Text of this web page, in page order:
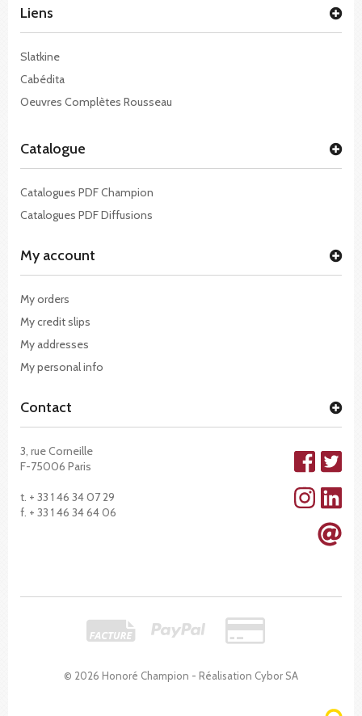
© 2026 Honoré Champion - Réalisation Cybor SA
Liens
Slatkine
Cabédita
Oeuvres Complètes Rousseau
Catalogue
Catalogues PDF Champion
Catalogues PDF Diffusions
My account
My orders
My credit slips
My addresses
My personal info
Contact
3, rue Corneille
F-75006 Paris
t. + 33 1 46 34 07 29
f. + 33 1 46 34 64 06